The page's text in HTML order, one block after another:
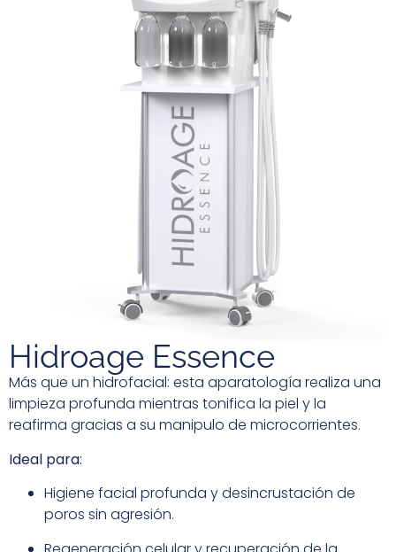
Hidroage Essence
Más que un hidrofacial: esta aparatología realiza una
limpieza profunda mientras tonifica la piel y la
reafirma gracias a su manipulo de microcorrientes.
Ideal para:
Higiene facial profunda y desincrustación de
poros sin agresión.